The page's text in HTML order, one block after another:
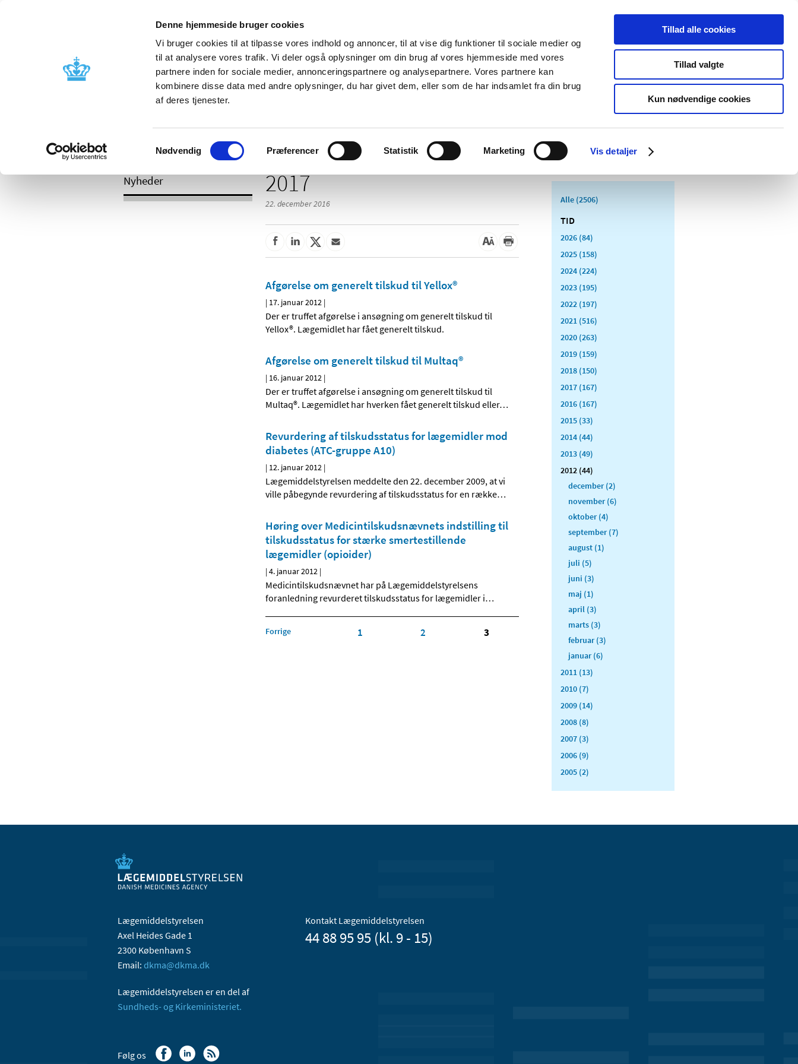
Denne hjemmeside bruger cookies
Vi bruger cookies til at tilpasse vores indhold og annoncer, til at vise dig funktioner til sociale medier og
til at analysere vores trafik. Vi deler også oplysninger om din brug af vores hjemmeside med vores
partnere inden for sociale medier, annonceringspartnere og analysepartnere. Vores partnere kan
kombinere disse data med andre oplysninger, du har givet dem, eller som de har indsamlet fra din brug
af deres tjenester.
Samtykkevalg
Nødvendig Præferencer Statistik Marketing Vis detaljer
Tillad alle cookies
Tillad valgte
Kun nødvendige cookies
Nyheder Om os Kontakt Udgivelser
Godkendelse og
Bivirkninger og
produktinformation
Tilskud og
Apoteker og salg af
Medicinsk
Særlige
produktområder
/ 2017
Nyheder 2017
22. december 2016
Afgørelse om generelt tilskud til Yellox®
| 17. januar 2012 |
Der er truffet afgørelse i ansøgning om generelt tilskud til
Yellox®. Lægemidlet har fået generelt tilskud.
Afgørelse om generelt tilskud til Multaq®
| 16. januar 2012 |
Der er truffet afgørelse i ansøgning om generelt tilskud til
Multaq®. Lægemidlet har hverken fået generelt tilskud eller…
Revurdering af tilskudsstatus for lægemidler mod
diabetes (ATC-gruppe A10)
| 12. januar 2012 |
Lægemiddelstyrelsen meddelte den 22. december 2009, at vi
ville påbegynde revurdering af tilskudsstatus for en række…
Høring over Medicintilskudsnævnets indstilling til
tilskudsstatus for stærke smertestillende
lægemidler (opioider)
|4. januar 2012 |
Medicintilskudsnævnet har på Lægemiddelstyrelsens
foranledning revurderet tilskudsstatus for lægemidler i…
Forrige 1 2 3
Alle (2506)
TID
2026 (84)
2025 (158)
2024 (224)
2023 (195)
2022 (197)
2021 (516)
2020 (263)
2019 (159)
2018 (150)
2017 (167)
2016 (167)
2015 (33)
2014 (44)
2013 (49)
2012 (44)
december (2)
november (6)
oktober (4)
september (7)
august (1)
juli (5)
juni (3)
maj (1)
april (3)
marts (3)
februar (3)
januar (6)
2011 (13)
2010 (7)
2009 (14)
2008 (8)
2007 (3)
2006 (9)
2005 (2)
Lægemiddelstyrelsen
Axel Heides Gade 1
2300 København S
Email: dkma@dkma.dk
Lægemiddelstyrelsen er en del af
Sundheds- og Kirkeministeriet.
Kontakt Lægemiddelstyrelsen
44 88 95 95 (kl. 9 - 15)
Følg os